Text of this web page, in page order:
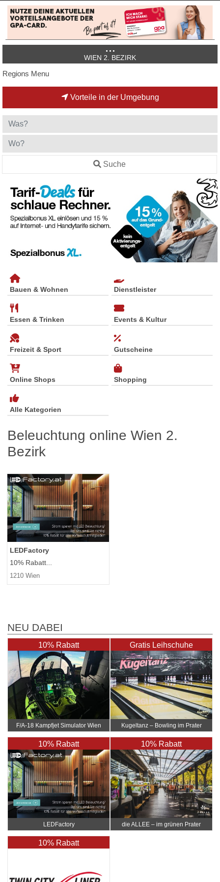
WIEN 2. BEZIRK
Regions Menu
Vorteile in der Umgebung
Suche
Bauen & Wohnen Dienstleister
Essen & Trinken Events & Kultur
Freizeit & Sport Gutscheine
Online Shops Shopping
Alle Kategorien
Beleuchtung online Wien 2.
Bezirk
LEDFactory
10% Rabatt...
1210 Wien
NEU DABEI
10% Rabatt
F/A-18 Kampfjet Simulator Wien
Gratis Leihschuhe
Kugeltanz – Bowling im Prater
10% Rabatt
LEDFactory
10% Rabatt
die ALLEE – im grünen Prater
10% Rabatt